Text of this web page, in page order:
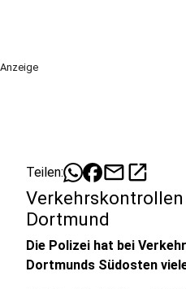
Anzeige
Teilen: mailopen_in_new
Dortmund
Die Polizei hat bei
Dortmunds Südosten